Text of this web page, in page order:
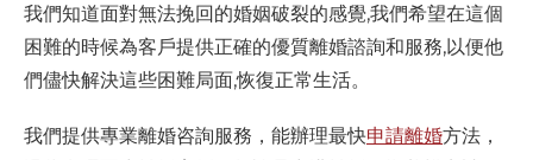
我們知道面對無法挽回的婚姻破裂的感覺,我們希望在這個
困難的時候為客戶提供正確的優質離婚諮詢和服務,以便他
們儘快解決這些困難局面,恢復正常生活。
我們提供專業離婚咨詢服務，能辦理最快申請離婚方法，